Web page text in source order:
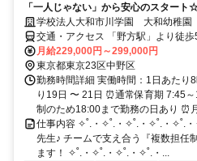
「一人じゃない」から安心のスター
学校法人大和市川学園 大和幼稚園
交通・アクセス 「野方駅」より徒
野方駅行き』終点下車徒歩5分 ◆JR
』野方駅入り口下車徒歩5分
月給229,000円～299,000円
東京都東京23区中野区
勤務時間詳細 実働時間：1日あたり
り19日 〜 21日 ⏰通常保育期 7:45
制のため18:00まで勤務の日あり ⏰
仕事内容 ✧˚.・✧˚.・✧˚.・✧˚.・✧˚.
先生♪ チームで支え合う『複数担任
ます！ ✧˚.・✧˚.・✧˚.・✧˚.・...